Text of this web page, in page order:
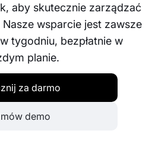
aby skutecznie zarządzać
Nasze wsparcie jest zawsze
tygodniu, bezpłatnie w
planie.
za darmo
demo